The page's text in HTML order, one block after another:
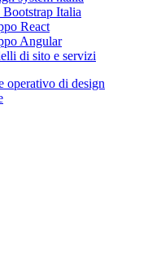
Italia
React
Angular
di sito e servizi
operativo di design